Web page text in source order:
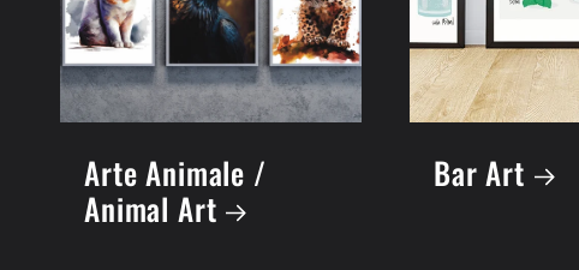
Arte Animale /
Animal Art
Bar Art